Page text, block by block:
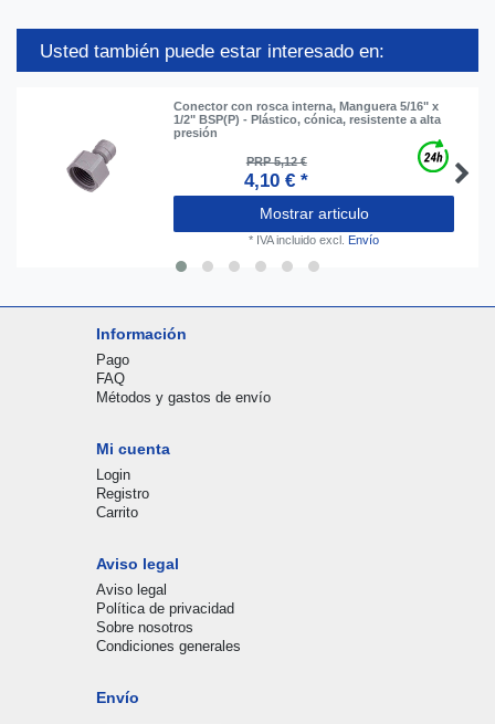
Usted también puede estar interesado en:
Conector con rosca interna, Manguera 5/16" x
1/2" BSP(P) - Plástico, cónica, resistente a alta
presión
PRP 5,12 €
4,10 € *
Mostrar articulo
* IVA incluido excl. Envío
Información
Pago
FAQ
Métodos y gastos de envío
Mi cuenta
Login
Registro
Carrito
Aviso legal
Aviso legal
Política de privacidad
Sobre nosotros
Condiciones generales
Envío